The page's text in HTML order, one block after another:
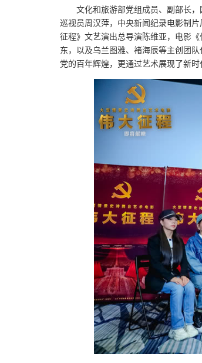
文化和旅游部党组成员、副部长
巡视员周汉萍，中央新闻纪录电影制
征程》文艺演出总导演陈维亚，电影
东，以及乌兰图雅、褚海辰等主创团
党的百年辉煌，更通过艺术展现了新时